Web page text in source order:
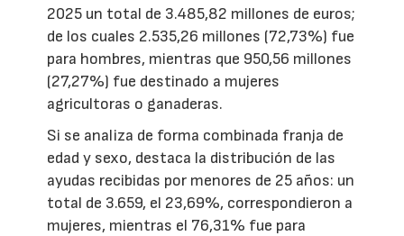
2025 un total de 3.485,82 millones de euros;
de los cuales 2.535,26 millones (72,73%) fue
para hombres, mientras que 950,56 millones
(27,27%) fue destinado a mujeres
agricultoras o ganaderas.
Si se analiza de forma combinada franja de
edad y sexo, destaca la distribución de las
ayudas recibidas por menores de 25 años: un
total de 3.659, el 23,69%, correspondieron a
mujeres, mientras el 76,31% fue para